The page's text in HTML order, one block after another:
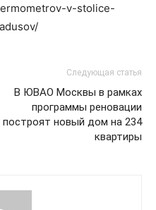
v-stolice-
Следующая статья
В ЮВАО Москвы в рамках
программы реновации
построят новый дом на 234
квартиры